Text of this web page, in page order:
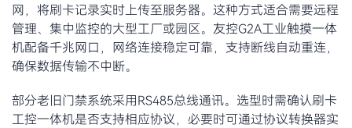
网，将刷卡记录实时上传至服务器。这种方式适合需要远程
管理、集中监控的大型工厂或园区。友控G2A工业触摸一体
机配备千兆网口，网络连接稳定可靠，支持断线自动重连，
确保数据传输不中断。
部分老旧门禁系统采用RS485总线通讯。选型时需确认刷卡
工控一体机是否支持相应协议，必要时可通过协议转换器实